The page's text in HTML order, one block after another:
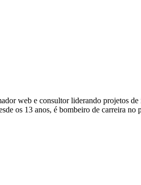
web e consultor liderando projetos
os 13 anos, é bombeiro de carreira no